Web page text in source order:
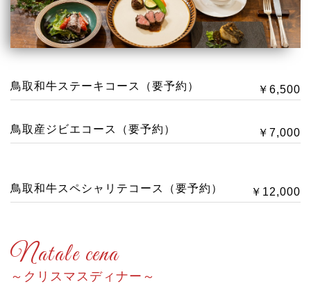
鳥取和牛ステーキコース（要予約） ￥6,500
鳥取産ジビエコース（要予約） ￥7,000
鳥取和牛スペシャリテコース（要予約） ￥12,000
Natale cena
クリスマスディナー